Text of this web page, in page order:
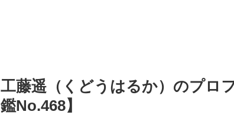
工藤遥（くどうはるか）のプロ
鑑No.468】